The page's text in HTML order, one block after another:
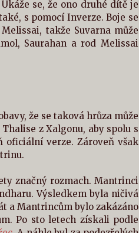
se, že ono druhé dítě je
s pomocí Inverze. Boje se
takže Suvarna může
Saurahan a rod Melissai
že se taková hrůza může
z Xalgonu, aby spolu s
verze. Zároveň však
značný rozmach. Mantrinci
Výsledkem byla ničivá
a Mantrincům bylo zakázáno
Po sto letech získali podle